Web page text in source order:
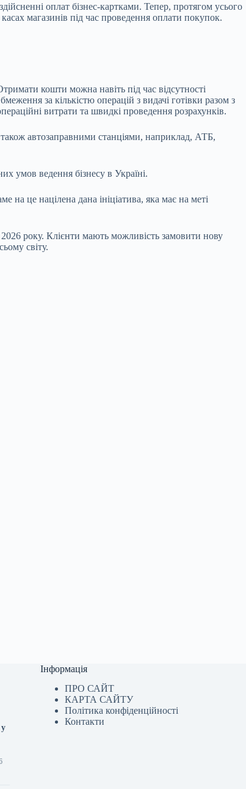
оплат бізнес-картками. Тепер, протягом усього
магазинів під час проведення оплати покупок.
кошти можна навіть під час відсутності
за кількістю операцій з видачі готівки разом з
витрати та швидкі проведення розрахунків.
автозаправними станціями, наприклад, АТБ,
умов ведення бізнесу в Україні.
це націлена дана ініціатива, яка має на меті
року. Клієнти мають можливість замовити нову
світу.
Інформація
ПРО САЙТ
КАРТА САЙТУ
Політика конфіденційності
Контакти